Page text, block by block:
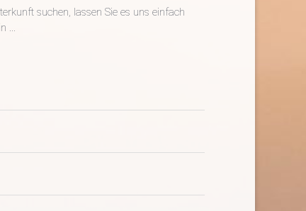
suchen, lassen Sie es uns einfach
...